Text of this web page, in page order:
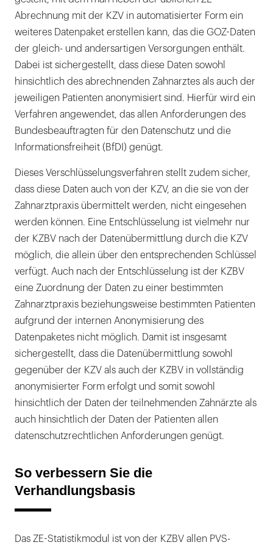
Abrechnung mit der KZV in automatisierter Form ein
weiteres Datenpaket erstellen kann, das die GOZ-Daten
der gleich- und andersartigen Versorgungen enthält.
Dabei ist sichergestellt, dass diese Daten sowohl
hinsichtlich des abrechnenden Zahnarztes als auch der
jeweiligen Patienten anonymisiert sind. Hierfür wird ein
Verfahren angewendet, das allen Anforderungen des
Bundesbeauftragten für den Datenschutz und die
Informationsfreiheit (BfDI) genügt.
Dieses Verschlüsselungsverfahren stellt zudem sicher,
dass diese Daten auch von der KZV, an die sie von der
Zahnarztpraxis übermittelt werden, nicht eingesehen
werden können. Eine Entschlüsselung ist vielmehr nur
der KZBV nach der Datenübermittlung durch die KZV
möglich, die allein über den entsprechenden Schlüssel
verfügt. Auch nach der Entschlüsselung ist der KZBV
eine Zuordnung der Daten zu einer bestimmten
Zahnarztpraxis beziehungsweise bestimmten Patienten
aufgrund der internen Anonymisierung des
Datenpaketes nicht möglich. Damit ist insgesamt
sichergestellt, dass die Datenübermittlung sowohl
gegenüber der KZV als auch der KZBV in vollständig
anonymisierter Form erfolgt und somit sowohl
hinsichtlich der Daten der teilnehmenden Zahnärzte als
auch hinsichtlich der Daten der Patienten allen
datenschutzrechtlichen Anforderungen genügt.
So verbessern Sie die
Verhandlungsbasis
Das ZE-Statistikmodul ist von der KZBV allen PVS-